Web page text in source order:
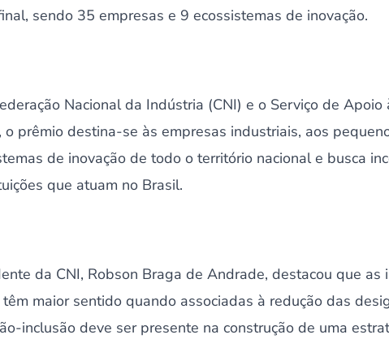
sendo 35 empresas e 9 ecossistemas de inovação.
Nacional da Indústria (CNI) e o Serviço de Apoio
o prêmio destina-se às empresas industriais, aos
de inovação de todo o território nacional e busca
que atuam no Brasil.
da CNI, Robson Braga de Andrade, destacou que as
maior sentido quando associadas à redução das
inclusão deve ser presente na construção de uma